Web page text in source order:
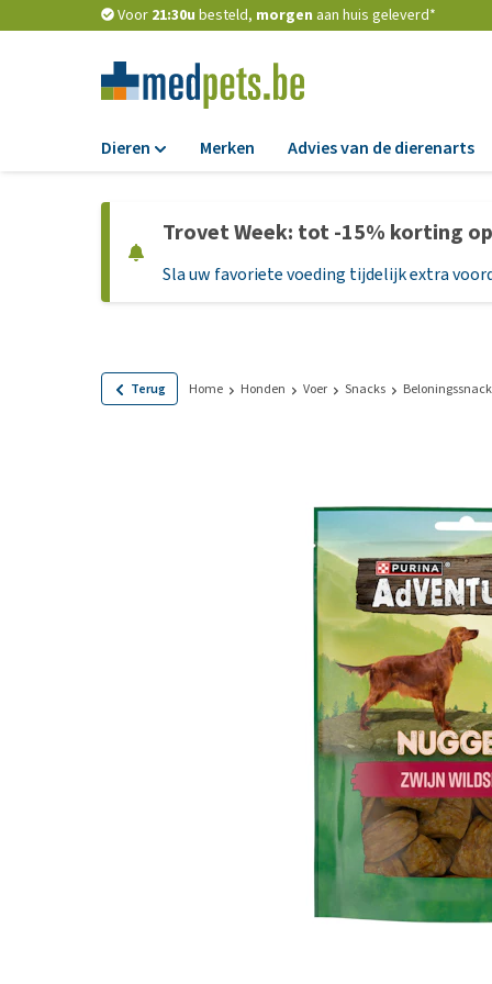
Voor 21:30u besteld, morgen aan huis geleverd*
Dieren
Hondenbrokken
Natvoer
Graanvrij
Hypoallergeen voer
Biologisch
Vegan
Snacks
Bekijk alles
Merken Advies van de dierenarts
Trovet Week: tot -15% korting
Sla uw favoriete voeding tijdelijk extra
Terug Home Honden Voer Snacks